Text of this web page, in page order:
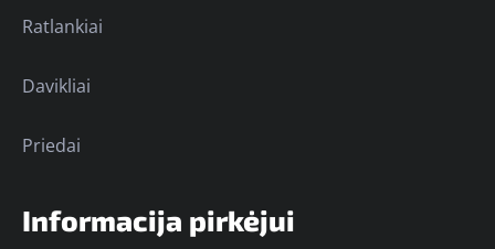
Ratlankiai
Davikliai
Priedai
Informacija pirkėjui